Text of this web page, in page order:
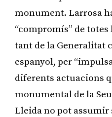
monument. Larrosa
“compromís” de
tant de la Generalitat
espanyol, per
diferents actuacions
monumental de la
Lleida no pot assumir